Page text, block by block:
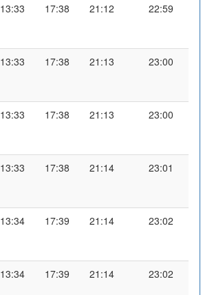
13:33 17:38 21:12 22:59
13:33 17:38 21:13 23:00
13:33 17:38 21:13 23:00
13:33 17:38 21:14 23:01
13:34 17:39 21:14 23:02
13:34 17:39 21:14 23:02